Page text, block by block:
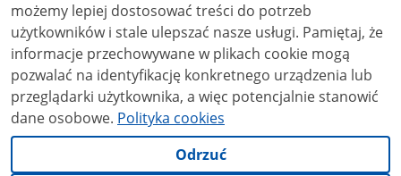
możemy lepiej dostosować treści do potrzeb
użytkowników i stale ulepszać nasze usługi. Pamiętaj, że
informacje przechowywane w plikach cookie mogą
pozwalać na identyfikację konkretnego urządzenia lub
przeglądarki użytkownika, a więc potencjalnie stanowić
dane osobowe. Polityka cookies
Odrzuć